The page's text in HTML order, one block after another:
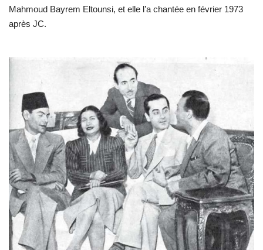
Le citoyen mondial
L'exposition
Références
Gallery
Nos Partenaires
opportunités
Language
Mahmoud Bayrem Eltounsi, et elle l’a chantée en février 1973
après JC.